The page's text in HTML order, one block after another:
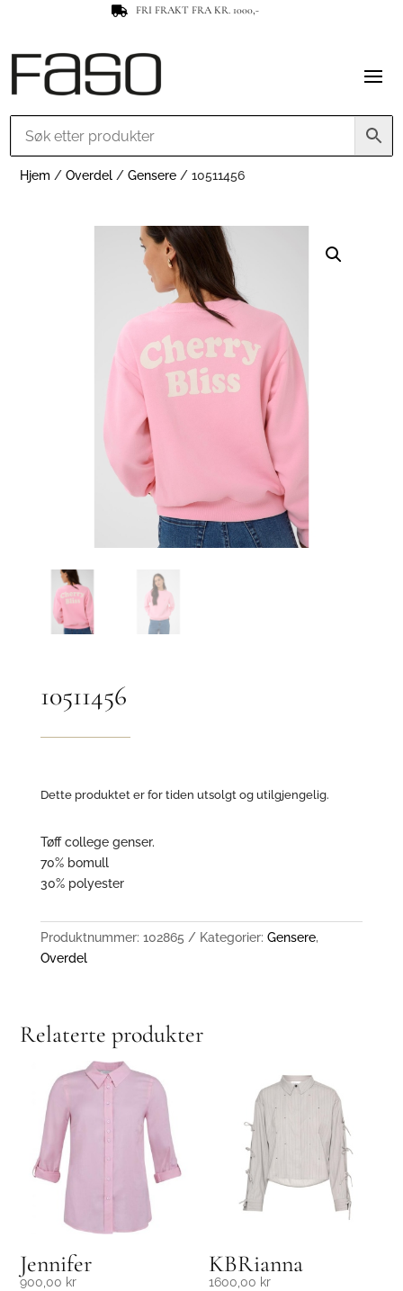
 FRI FRAKT FRA KR. 1000,-
Hjem /Overdel /Gensere / 10511456
10511456
Dette produktet er for tiden utsolgt og utilgjengelig.
Tøff college genser.
70% bomull
30% polyester
Produktnummer: 102865 Kategorier: Gensere,
Overdel
Relaterte produkter
Jennifer
900,00 kr
KBRianna
1600,00 kr